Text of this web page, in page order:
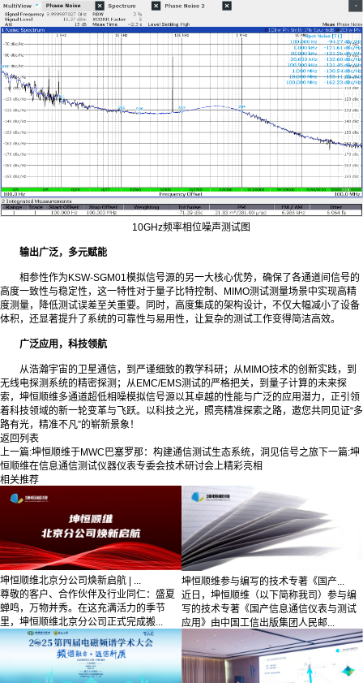
10GHz频率相位噪声测试图
输出广泛，多元赋能
相参性作为KSW-SGM01模拟信号源的另一大核心优势，确保了各通道间信号的
高度一致性与稳定性，这一特性对于量子比特控制、MIMO测试测量场景中实现高精
度测量，降低测试误差至关重要。同时，高度集成的架构设计，不仅大幅减小了设备
体积，还显著提升了系统的可靠性与易用性，让复杂的测试工作变得简洁高效。
广泛应用，科技领航
从浩瀚宇宙的卫星通信，到严谨细致的教学科研；从MIMO技术的创新实践，到
无线电探测系统的精密探测；从EMC/EMS测试的严格把关，到量子计算的未来探
索，坤恒顺维多通道超低相噪模拟信号源以其卓越的性能与广泛的应用潜力，正引领
着科技领域的新一轮变革与飞跃。以科技之光，照亮精准探索之路，邀您共同见证“多
路有光，精准不凡”的崭新景象！
返回列表
上一篇:坤恒顺维于MWC巴塞罗那：构建通信测试生态系统，洞见信号之旅 下一篇:坤
恒顺维在信息通信测试仪器仪表专委会技术研讨会上精彩亮相
相关推荐
坤恒顺维北京分公司焕新启航 | ...
尊敬的客户、合作伙伴及行业同仁：盛夏
蝉鸣，万物并秀。在这充满活力的季节
里，坤恒顺维北京分公司正式完成搬...
坤恒顺维参与编写的技术专著《国产...
近日，坤恒顺维（以下简称我司）参与编
写的技术专著《国产信息通信仪表与测试
应用》由中国工信出版集团人民邮...